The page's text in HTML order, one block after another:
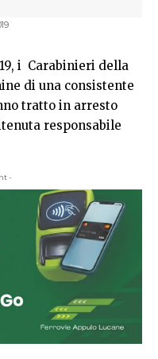
i Carabinieri della
di una consistente
tratto in arresto
responsabile
-